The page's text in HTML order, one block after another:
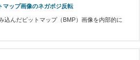
マップ画像のネガポジ反転
込んだビットマップ（BMP）画像を内部的に